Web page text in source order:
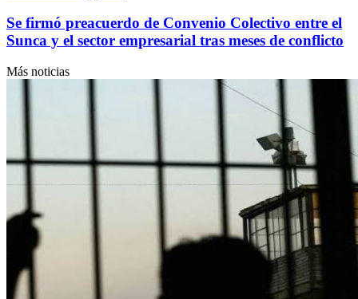
Se firmó preacuerdo de Convenio Colectivo entre el
Sunca y el sector empresarial tras meses de conflicto
Más noticias